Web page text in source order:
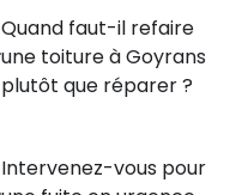
Quand faut-il refaire
une toiture à Goyrans
plutôt que réparer ?
Intervenez-vous pour